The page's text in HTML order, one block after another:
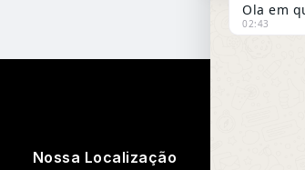
Nossa Localização
Ola em
02:43